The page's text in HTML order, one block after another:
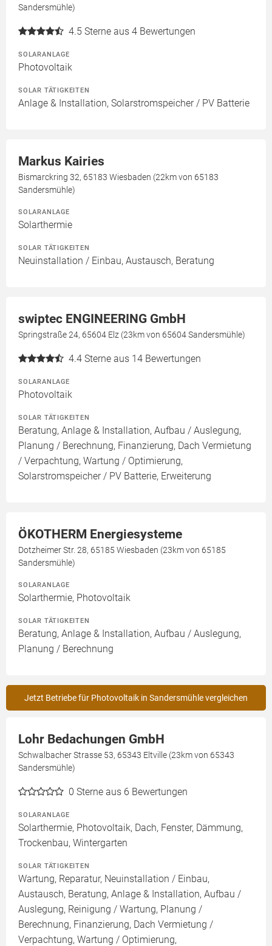
Sandersmühle)
4.5 Sterne aus 4 Bewertungen
SOLARANLAGE
Photovoltaik
SOLAR TÄTIGKEITEN
Anlage & Installation, Solarstromspeicher / PV Batterie
Markus Kairies
Bismarckring 32, 65183 Wiesbaden (22km von 65183
Sandersmühle)
SOLARANLAGE
Solarthermie
SOLAR TÄTIGKEITEN
Neuinstallation / Einbau, Austausch, Beratung
swiptec ENGINEERING GmbH
Springstraße 24, 65604 Elz (23km von 65604 Sandersmühle)
4.4 Sterne aus 14 Bewertungen
SOLARANLAGE
Photovoltaik
SOLAR TÄTIGKEITEN
Beratung, Anlage & Installation, Aufbau / Auslegung,
Planung / Berechnung, Finanzierung, Dach Vermietung
/ Verpachtung, Wartung / Optimierung,
Solarstromspeicher / PV Batterie, Erweiterung
ÖKOTHERM Energiesysteme
Dotzheimer Str. 28, 65185 Wiesbaden (23km von 65185
Sandersmühle)
SOLARANLAGE
Solarthermie, Photovoltaik
SOLAR TÄTIGKEITEN
Beratung, Anlage & Installation, Aufbau / Auslegung,
Planung / Berechnung
Jetzt Betriebe für Photovoltaik in Sandersmühle vergleichen
Lohr Bedachungen GmbH
Schwalbacher Strasse 53, 65343 Eltville (23km von 65343
Sandersmühle)
0 Sterne aus 6 Bewertungen
SOLARANLAGE
Solarthermie, Photovoltaik, Dach, Fenster, Dämmung,
Trockenbau, Wintergarten
SOLAR TÄTIGKEITEN
Wartung, Reparatur, Neuinstallation / Einbau,
Austausch, Beratung, Anlage & Installation, Aufbau /
Auslegung, Reinigung / Wartung, Planung /
Berechnung, Finanzierung, Dach Vermietung /
Verpachtung, Wartung / Optimierung,